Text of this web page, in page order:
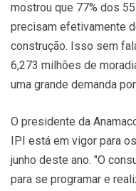
mostrou que 77% dos
precisam efetivamente
construção. Isso sem
6,273 milhões de
uma grande demanda
O presidente da
IPI está em vigor para
junho deste ano. "O
para se programar e